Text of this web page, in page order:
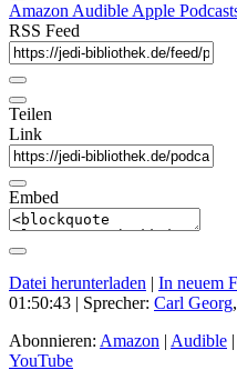
AmazonAudibleApple
RSS Feed
Teilen
Link
Embed
Datei herunterladen In neuem
01:50:43 | Sprecher: Carl Georg,
Abonnieren: Amazon Audible
YouTube